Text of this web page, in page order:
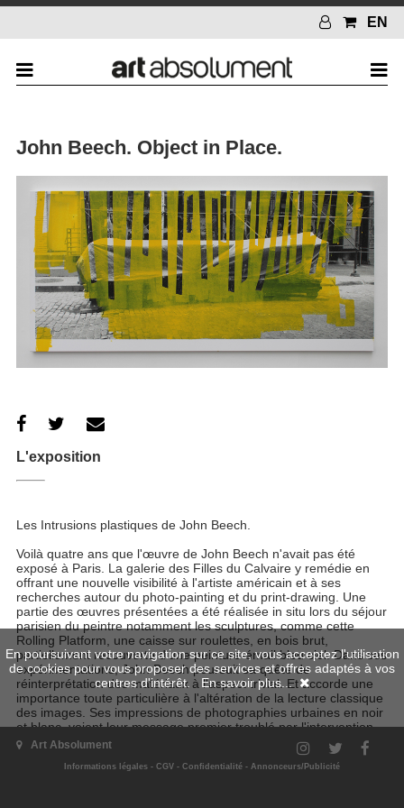
EN
John Beech. Object in Place.
L'exposition
Les Intrusions plastiques de John Beech.
Voilà quatre ans que l'œuvre de John Beech n'avait pas été
exposé à Paris. La galerie des Filles du Calvaire y remédie en
offrant une nouvelle visibilité à l'artiste américain et à ses
recherches autour du photo-painting et du print-drawing. Une
partie des œuvres présentées a été réalisée in situ lors du séjour
parisien du peintre notamment les sculptures, comme cette
Rolling Platform, une caisse sur roulettes, en bois brut,
partiellement recouverte d'une peinture-émail bleu ciel. Dans ses
expérimentations, John Beech poursuit sa quête de
réinterprétation des matériaux à l'aspect trivial. Et accorde une
importance toute particulière à l'altération de la lecture classique
des images. Ses impressions de photographies urbaines en noir
et blanc, voient leur message premier troublé par l'intervention
colorée d’aplats de peinture, ou d'empreintes picturale d’objets
industriels. L'artiste ramène brutalement l'image figurative à sa
matérialité, à sa présence physique, le tout dans un élan
Art Absolument
Informations légales - CGV - Confidentialité - Annonceurs/Publicité
En poursuivant votre navigation sur ce site, vous acceptez l'utilisation
de cookies pour vous proposer des services et offres adaptés à vos
centres d'intérêt. En savoir plus...